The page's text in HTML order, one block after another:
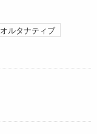
オルタナティブ